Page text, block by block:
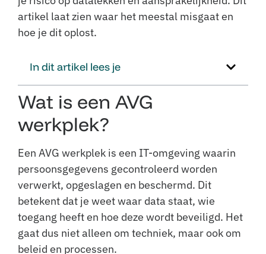
artikel laat zien waar het meestal misgaat en
hoe je dit oplost.
In dit artikel lees je
Wat is een AVG
werkplek?
Een AVG werkplek is een IT-omgeving waarin
persoonsgegevens gecontroleerd worden
verwerkt, opgeslagen en beschermd. Dit
betekent dat je weet waar data staat, wie
toegang heeft en hoe deze wordt beveiligd. Het
gaat dus niet alleen om techniek, maar ook om
beleid en processen.